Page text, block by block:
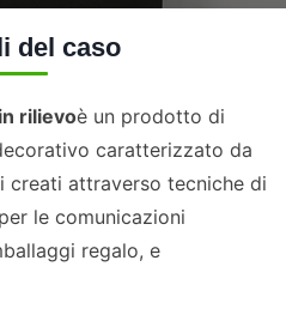
del caso
rilievoè un prodotto di
caratterizzato da
creati attraverso tecniche di
le comunicazioni
regalo, e